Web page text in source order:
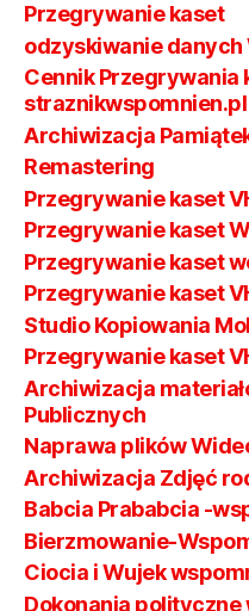
Przegrywanie kaset
odzyskiwanie danych
Cennik Przegrywania
straznikwspomnien.pl
Archiwizacja
Remastering
Przegrywanie kaset
Przegrywanie kaset
Przegrywanie kaset
Przegrywanie kaset
Studio Kopiowania
Przegrywanie kaset
Archiwizacja
Publicznych
Naprawa plików
Archiwizacja Zdjęć
Babcia Prababcia -
Bierzmowanie-
Ciocia i Wujek
Dokonania polityczne